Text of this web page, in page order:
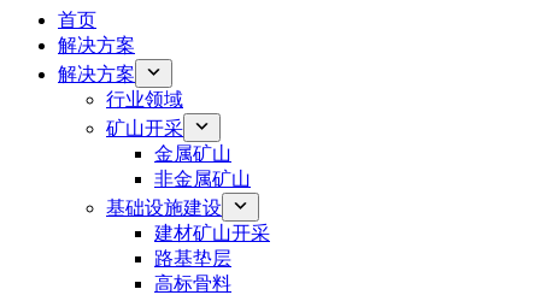
首页
解决方案
解决方案
行业领域
矿山开采
金属矿山
非金属矿山
基础设施建设
建材矿山开采
路基垫层
高标骨料